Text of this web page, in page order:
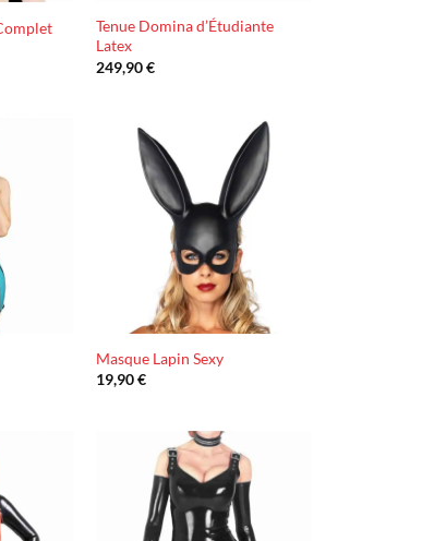
Tenue Domina d’Étudiante
Latex
249,90€
Ajouter
à la liste
d’envies
Masque Lapin Sexy
19,90€
à la liste
d’envies
Ajouter
à la liste
d’envies